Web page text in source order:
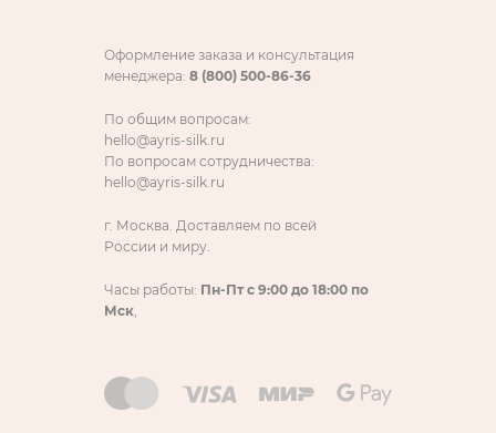
Оформление заказа и консультация
менеджера: 8 (800) 500-86-36
По общим вопросам:
hello@ayris-silk.ru
По вопросам сотрудничества:
hello@ayris-silk.ru
г. Москва. Доставляем по всей
России и миру.
Часы работы: Пн-Пт с 9:00 до 18:00 по
Мск,